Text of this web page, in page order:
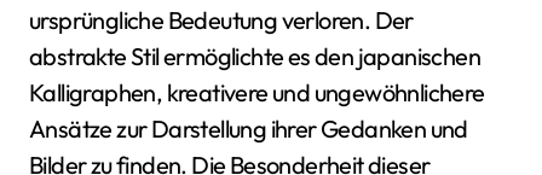
ursprüngliche Bedeutung verloren. Der
abstrakte Stil ermöglichte es den japanischen
Kalligraphen, kreativere und ungewöhnlichere
Ansätze zur Darstellung ihrer Gedanken und
Bilder zu finden. Die Besonderheit dieser